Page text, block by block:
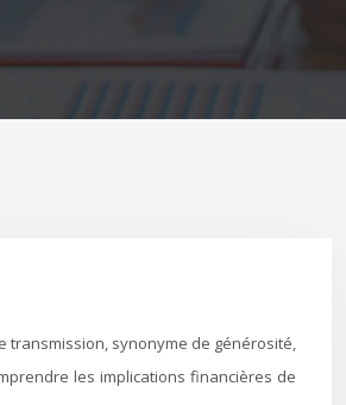
les implications financières de